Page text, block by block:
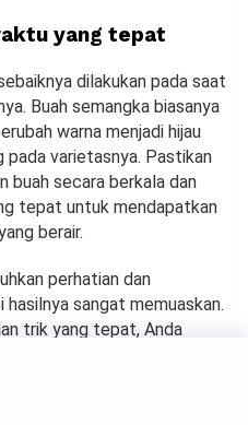
yang tepat
dilakukan pada saat
Buah semangka biasanya
warna menjadi hijau
varietasnya. Pastikan
buah secara berkala dan
tepat untuk mendapatkan
berair.
perhatian dan
sangat memuaskan.
trik yang tepat, Anda